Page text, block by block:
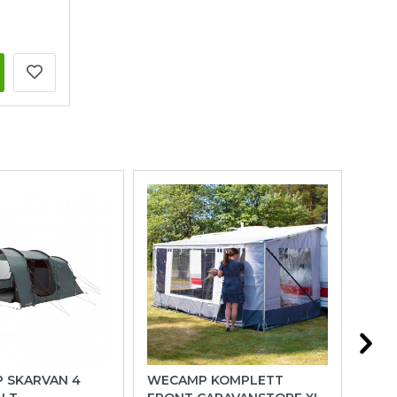
SKARVAN 4
WECAMP KOMPLETT